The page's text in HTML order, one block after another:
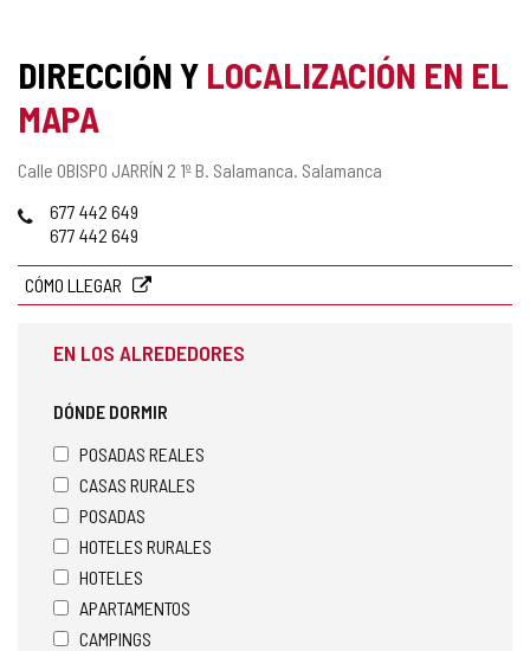
DIRECCIÓN Y LOCALIZACIÓN EN EL
MAPA
Dirección
Calle OBISPO JARRÍN 2 1º B. Salamanca. Salamanca
Teléfonos
677 442 649
677 442 649
CÓMO LLEGAR
EN LOS ALREDEDORES
DÓNDE DORMIR
POSADAS REALES
CASAS RURALES
POSADAS
HOTELES RURALES
HOTELES
APARTAMENTOS
CAMPINGS